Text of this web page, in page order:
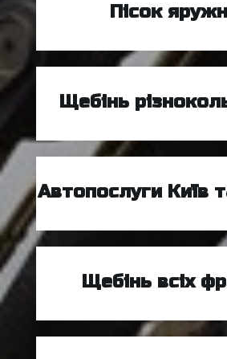
Пісок
Щебінь
Автопослуги Київ
Щебінь всіх